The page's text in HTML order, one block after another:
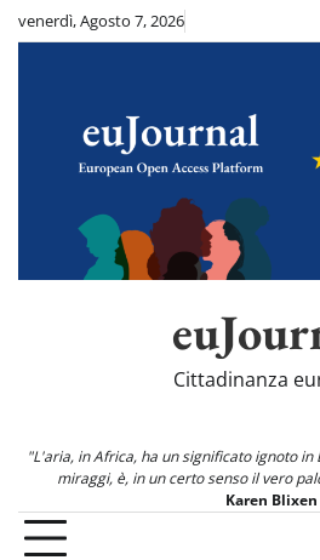
Skipvenerdì, Agosto 7, 2026
Cittadinanza
"L'aria, in Africa, ha un significato ignoto
miraggi, è, in un certo senso il vero
Karen Blixen